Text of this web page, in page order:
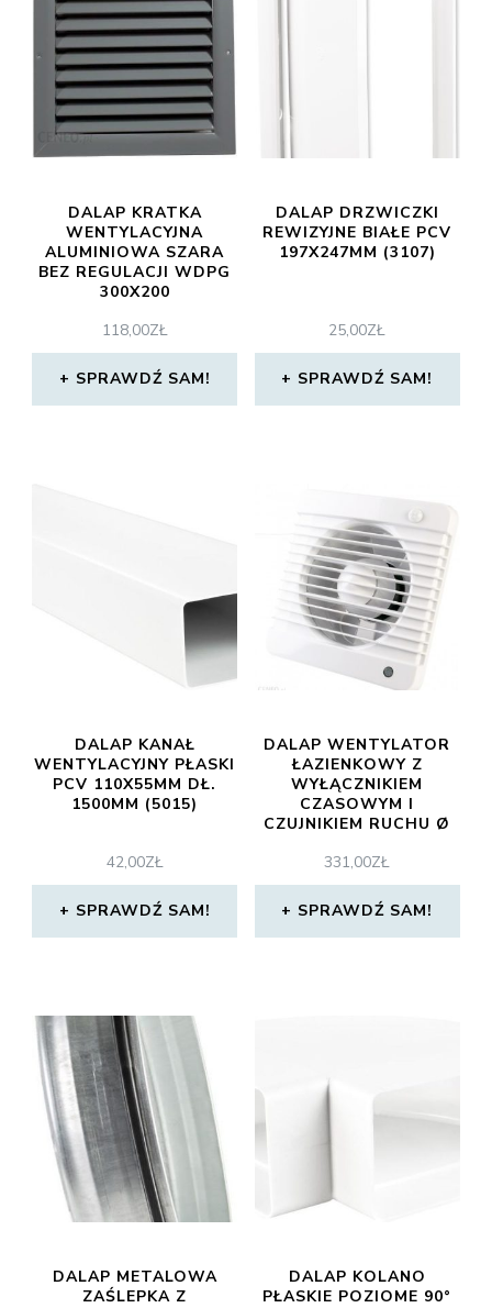
DALAP KRATKA
WENTYLACYJNA
ALUMINIOWA SZARA
BEZ REGULACJI WDPG
300X200
118,00ZŁ
SPRAWDŹ SAM!
DALAP DRZWICZKI
REWIZYJNE BIAŁE PCV
197X247MM (3107)
25,00ZŁ
SPRAWDŹ SAM!
DALAP KANAŁ
WENTYLACYJNY PŁASKI
PCV 110X55MM DŁ.
1500MM (5015)
42,00ZŁ
SPRAWDŹ SAM!
DALAP WENTYLATOR
ŁAZIENKOWY Z
WYŁĄCZNIKIEM
CZASOWYM I
CZUJNIKIEM RUCHU Ø
331,00ZŁ
SPRAWDŹ SAM!
DALAP METALOWA
ZAŚLEPKA Z
DALAP KOLANO
PŁASKIE POZIOME 90°